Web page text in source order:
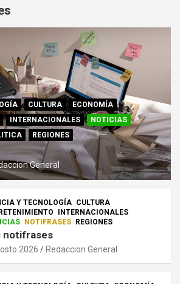
CULTURA
ECONOMÍA
INTERNACIONALES
NOTICIAS
REGIONES
General
Y TECNOLOGÍA CULTURA
INTERNACIONALES
NOTIFRASES REGIONES
notifrases
2026 Redaccion General